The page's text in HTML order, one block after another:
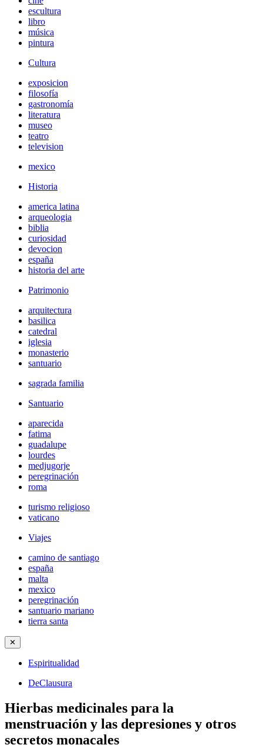
escultura
libro
música
pintura
Cultura
exposicion
filosofía
gastronomía
literatura
museo
teatro
television
mexico
Historia
america latina
arqueologia
biblia
curiosidad
devocion
españa
historia del arte
Patrimonio
arquitectura
basilica
catedral
iglesia
monasterio
santuario
sagrada familia
Santuario
aparecida
fatima
guadalupe
lourdes
medjugorje
peregrinación
roma
turismo religioso
vaticano
Viajes
camino de santiago
españa
malta
mexico
peregrinación
santuario mariano
tierra santa
✕
Espiritualidad
DeClausura
Hierbas medicinales para la
menstruación y las depresiones y otros
secretos monacales